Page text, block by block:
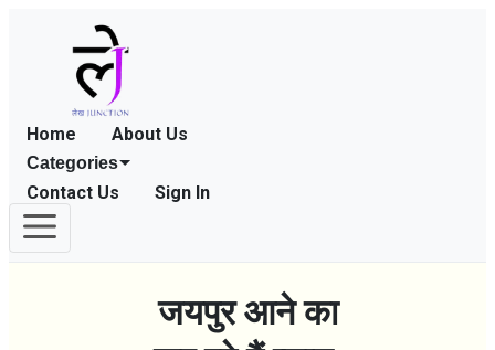
Home About Us
Categories
Contact Us Sign In
जयपुर आने का